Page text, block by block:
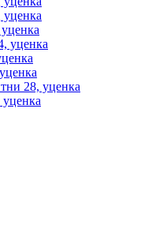
уценка
уценка
28, уценка